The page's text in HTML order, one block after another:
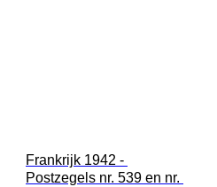
Frankrijk 1942 -
Postzegels nr. 539 en nr.